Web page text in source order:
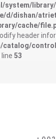
system/
d/dishan/
cache/
header
line 53